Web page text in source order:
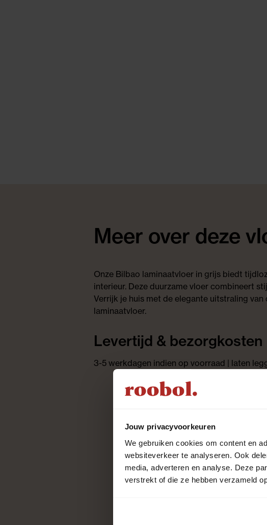
Jouw privacyvoorkeuren
We gebruiken cookies om content en
websiteverkeer te analyseren. Ook
media, adverteren en analyse. Deze
verstrekt of die ze hebben verzameld
Meer over deze
Onze Bilbao laminaatvloer in grijs biedt
interieur. Deze duurzame vloer combineert
Verrijk je huis met de elegante uitstraling van
laminaatvloer.
Levertijd & bezorgkosten
3-5 werkdagen indien op voorraad | laten